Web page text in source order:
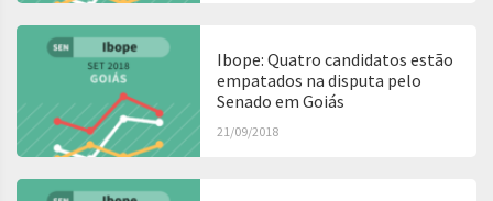
Ibope: Quatro candidatos estão
empatados na disputa pelo
Senado em Goiás
21/09/2018